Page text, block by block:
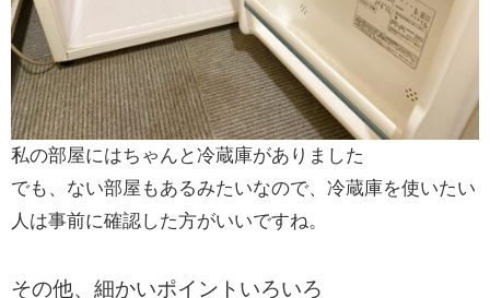
私の部屋にはちゃんと冷蔵庫がありました
でも、ない部屋もあるみたいなので、冷蔵庫を使いたい
人は事前に確認した方がいいですね。
その他、細かいポイントいろいろ